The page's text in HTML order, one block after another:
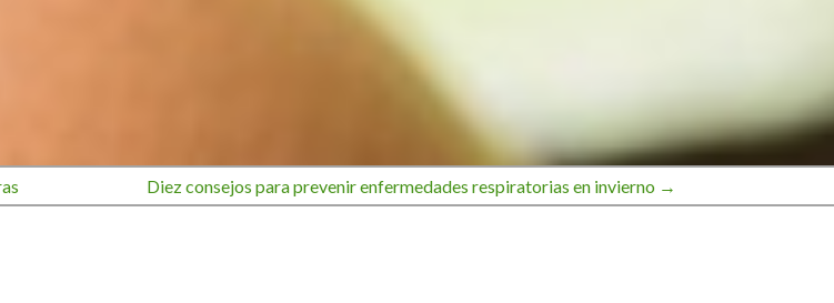
Diez consejos para prevenir enfermedades respiratorias en invierno →